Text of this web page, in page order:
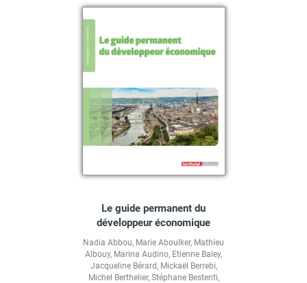
Le guide permanent du
développeur économique
Nadia Abbou, Marie Aboulker, Mathieu
Albouy, Marina Audino, Etienne Baley,
Jacqueline Bérard, Mickaël Berrebi,
Michel Berthelier, Stéphane Bestenti,